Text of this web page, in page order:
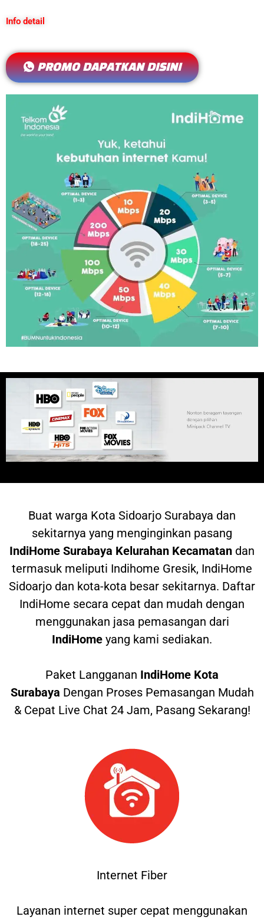
Info detail
PROMO DAPATKAN DISINI
Buat warga Kota Sidoarjo Surabaya dan
sekitarnya yang menginginkan pasang
IndiHome Surabaya Kelurahan Kecamatan dan
termasuk meliputi Indihome Gresik, IndiHome
Sidoarjo dan kota-kota besar sekitarnya. Daftar
IndiHome secara cepat dan mudah dengan
menggunakan jasa pemasangan dari
IndiHome yang kami sediakan.
Paket Langganan IndiHome Kota
Surabaya Dengan Proses Pemasangan Mudah
& Cepat Live Chat 24 Jam, Pasang Sekarang!
Internet Fiber
Layanan internet super cepat menggunakan